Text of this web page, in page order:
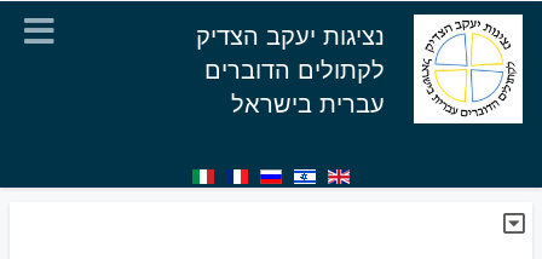
נציגות יעקב הצדיק
לקתולים הדוברים
עברית בישראל